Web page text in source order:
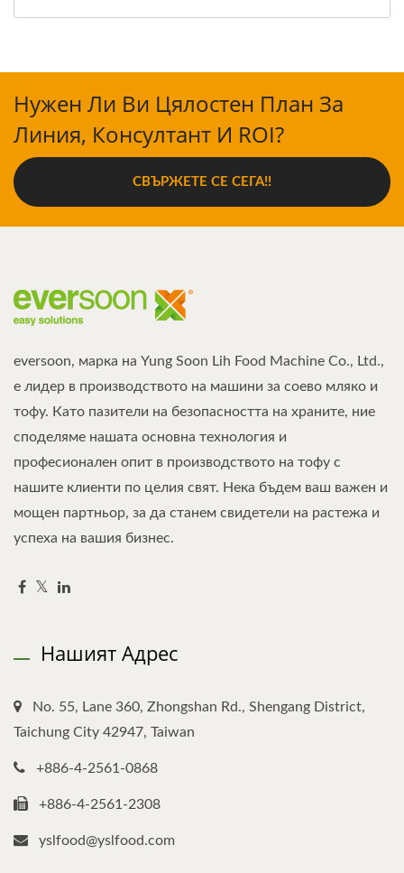
Нужен Ли Ви Цялостен План За
Линия, Консултант И ROI?
СВЪРЖЕТЕ СЕ СЕГА!!
eversoon, марка на Yung Soon Lih Food Machine Co., Ltd.,
е лидер в производството на машини за соево мляко и
тофу. Като пазители на безопасността на храните, ние
споделяме нашата основна технология и
професионален опит в производството на тофу с
нашите клиенти по целия свят. Нека бъдем ваш важен и
мощен партньор, за да станем свидетели на растежа и
успеха на вашия бизнес.
Нашият Адрес
No. 55, Lane 360, Zhongshan Rd., Shengang District,
Taichung City 42947, Taiwan
+886-4-2561-0868
+886-4-2561-2308
yslfood@yslfood.com